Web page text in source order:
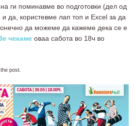
ги поминавме во подготовки (дел од
да, користевме лап топ и Excel за да
да можеме да кажеме дека се е
чекаме оваа сабота во 18ч во
post.